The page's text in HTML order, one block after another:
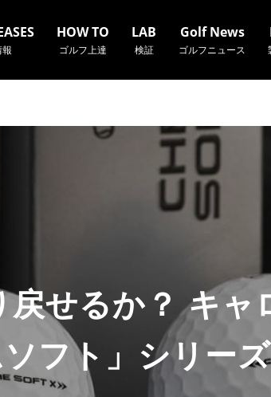
報
HOW TO
ゴルフ上達
LAB
検証
Golf News
ゴルフニュース
せるか？ キャ
フト」シリーズ
ください。